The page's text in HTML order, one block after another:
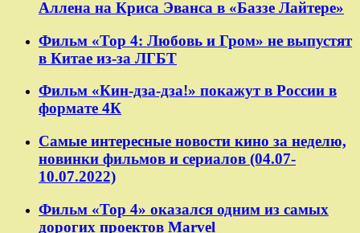
Аллена на Криса Эванса в «Баззе Лайтере»
Фильм «Тор 4: Любовь и Гром» не выпустят
в Китае из-за ЛГБТ
Фильм «Кин-дза-дза!» покажут в России в
формате 4К
Самые интересные новости кино за неделю,
новинки фильмов и сериалов (04.07-
10.07.2022)
Фильм «Тор 4» оказался одним из самых
дорогих проектов Marvel